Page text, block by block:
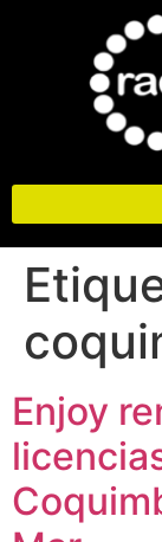
Enjoy